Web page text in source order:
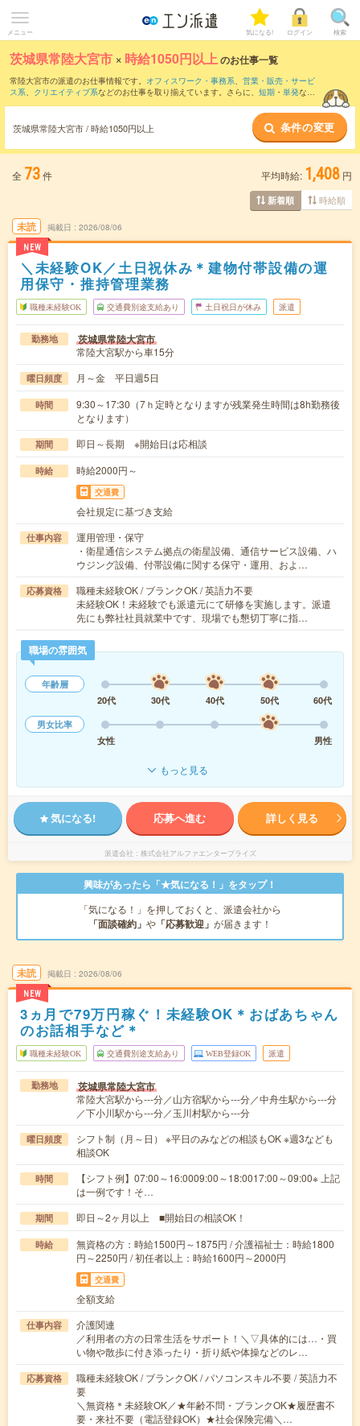
メニュー 気になる! ログイン 検索
茨城県常陸大宮市 × 時給1050円以上のお仕事一覧
常陸大宮市の派遣のお仕事情報です。 オフィスワーク・事務系、 営業・販売・サービ
ス系、 クリエイティブ系などのお仕事を取り揃えています。さらに、 短期 ・ 単発など
時給1100円以上・1800円以上の求人はこちら
当サイトでは法令を遵守し、最低賃金以上の求人のみを掲載しています。
茨城県常陸大宮市 / 時給1050円以上 条件の変更
全 73件 平均時給: 1,408 円
新着順 時給順
未読
NEW
掲載日 2026/08/06
＼未経験OK／土日祝休み＊建物付帯設備の運
用保守・推持管理業務
職種未経験OK 交通費別途支給あり 土日祝日が休み 派遣
勤務地 茨城県常陸大宮市
常陸大宮駅から車15分
曜日頻度 月～金 平日週5日
時間
9:30～17:30（7ｈ定時となりますが残業発生時間は8h勤務後
となります）
期間 即日～長期 ※開始日は応相談
時給 時給2000円～
交通費
会社規定に基づき支給
仕事内容
運用管理・保守
・衛星通信システム拠点の衛星設備、通信サービス設備、ハ
ウジング設備、付帯設備に関する保守・運用、およ…
応募資格
職種未経験OK / ブランクOK / 英語力不要
未経験OK！未経験でも派遣元にて研修を実施します。派遣
先にも弊社社員就業中です、現場でも懇切丁寧に指…
職場の雰囲気
年齢層
20代
30代 40代 50代
60代
男女比率
女性
男性
もっと見る
気になる! 応募へ進む 詳しく見る
派遣会社 株式会社アルファエンタープライズ
興味があったら「★気になる！」をタップ！
「気になる！」を押しておくと、派遣会社から
「面談確約」 や 「応募歓迎」 が届きます！
未読
NEW
掲載日 2026/08/06
3ヵ月で79万円稼ぐ！未経験OK＊おばあちゃん
のお話相手など＊
職種未経験OK 交通費別途支給あり WEB登録OK 派遣
勤務地 茨城県常陸大宮市
常陸大宮駅から---分／山方宿駅から---分／中舟生駅から---分
／下小川駅から---分／玉川村駅から---分
曜日頻度
シフト制（月～日） ※平日のみなどの相談もOK ※週3なども
相談OK
時間
【シフト例】07:00～16:0009:00～18:0017:00～09:00※ 上記
は一例です！そ…
期間 即日～2ヶ月以上 ■開始日の相談OK！
時給
無資格の方：時給1500円～1875円 / 介護福祉士：時給1800
円～2250円 / 初任者以上：時給1600円～2000円
交通費
全額支給
仕事内容
介護関連
／利用者の方の日常生活をサポート！＼▽具体的には…・買
い物や散歩に付き添ったり・折り紙や体操などのレ…
応募資格
職種未経験OK / ブランクOK / パソコンスキル不要 / 英語力不
要
＼無資格＊未経験OK／★年齢不問・ブランクOK★履歴書不
要・来社不要（電話登録OK）★社会保険完備＼…